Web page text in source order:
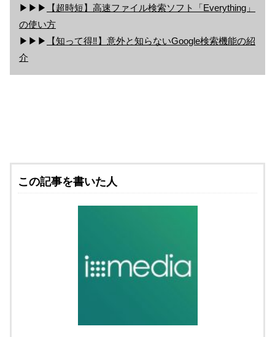
▶▶▶
【超時短】高速ファイル検索ソフト「Everything」
の使い方
▶▶▶
【知って得‼】意外と知らないGoogle検索機能の紹
介
この記事を書いた人